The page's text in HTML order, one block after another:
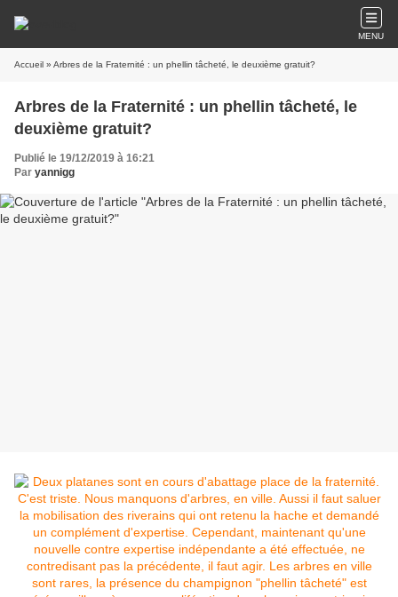
MENU
Accueil » Arbres de la Fraternité : un phellin tâcheté, le deuxième gratuit?
Arbres de la Fraternité : un phellin tâcheté, le
deuxième gratuit?
Publié le 19/12/2019 à 16:21
Par yannigg